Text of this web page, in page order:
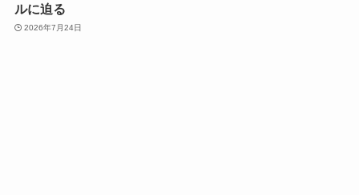
ルに迫る
2026年7月24日